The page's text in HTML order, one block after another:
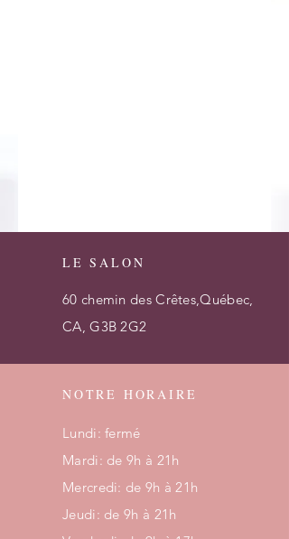
LE SALON
60 chemin des Crêtes,Québec,
CA, G3B 2G2
NOTRE HORAIRE
Lundi: fermé
Mardi: de 9h à 21h
Mercredi: de 9h à 21h
Jeudi: de 9h à 21h